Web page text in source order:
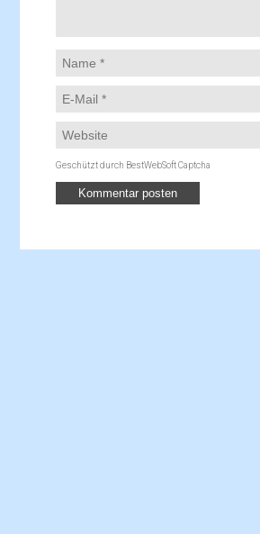
Geschützt durch BestWebSoft Captcha